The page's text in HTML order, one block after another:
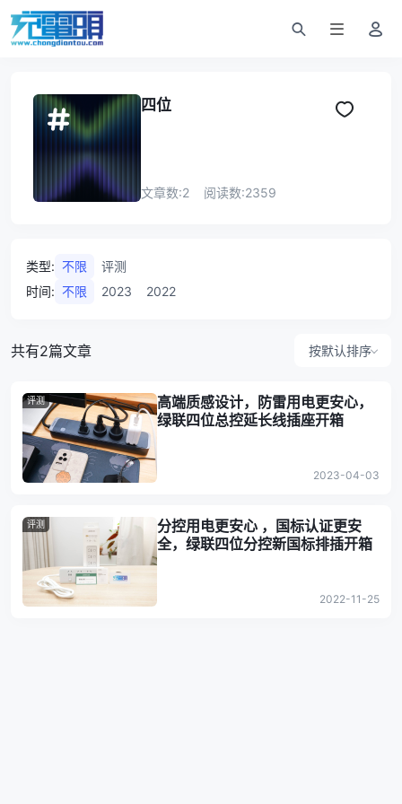
四位
文章数:2 阅读数:2359
类型: 不限
评测
时间: 不限 2023 2022
共有2篇文章 按默认排序
评测
高端质感设计，防雷用电更安心，
绿联四位总控延长线插座开箱
2023-04-03
评测
分控用电更安心 ，国标认证更安
全，绿联四位分控新国标排插开箱
2022-11-25